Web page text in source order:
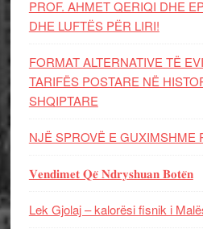
PROF. AHMET QERIQI DHE
DHE LUFTЁS PЁR LIRI!
FORMAT ALTERNATIVE TË
TARIFËS POSTARE NË
SHQIPTARE
NJË SPROVË E
𝐕𝐞𝐧𝐝𝐢𝐦𝐞𝐭 𝐐𝐞̈ 𝐍𝐝𝐫𝐲𝐬𝐡𝐮𝐚𝐧 𝐁𝐨𝐭𝐞̈𝐧
Lek Gjolaj – kalorësi fisnik i